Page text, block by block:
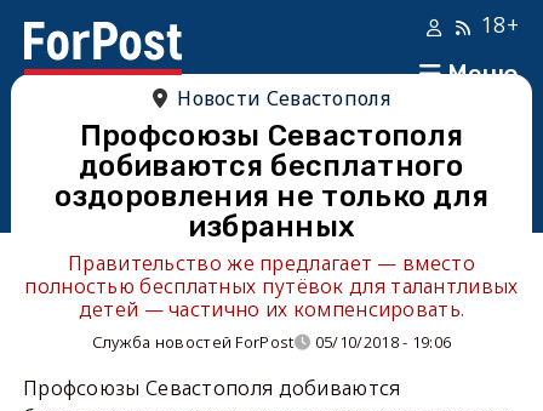
Меню
18+
Новости Севастополя
Профсоюзы Севастополя
добиваются бесплатного
оздоровления не только для
избранных
Правительство же предлагает — вместо
полностью бесплатных путёвок для талантливых
детей — частично их компенсировать.
Служба новостей ForPost 05/10/2018 - 19:06
Профсоюзы Севастополя добиваются